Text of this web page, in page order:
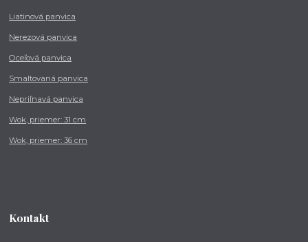
Liatinová panvica
Nerezová panvica
Oceľová panvica
Smaltovaná panvica
Nepriľnavá panvica
Wok, priemer: 31 cm
Wok, priemer: 36 cm
Kontakt